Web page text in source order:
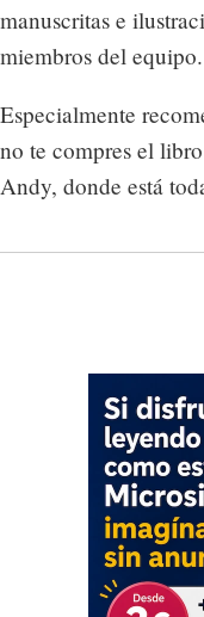
manuscritas e
miembros del equipo.
Especialmente
no te compres el
Andy, donde está